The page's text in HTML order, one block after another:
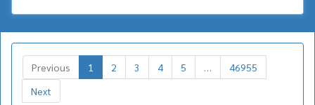
Previous 1 2 3 4 5 …
46955
Next